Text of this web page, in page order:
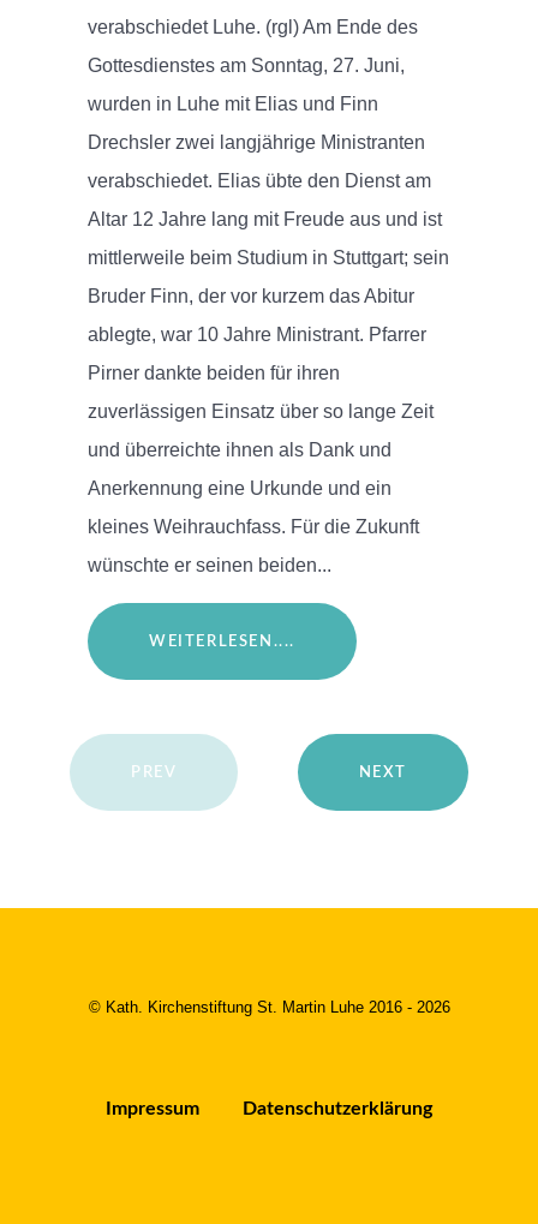
verabschiedet Luhe. (rgl) Am Ende des
Gottesdienstes am Sonntag, 27. Juni,
wurden in Luhe mit Elias und Finn
Drechsler zwei langjährige Ministranten
verabschiedet. Elias übte den Dienst am
Altar 12 Jahre lang mit Freude aus und ist
mittlerweile beim Studium in Stuttgart; sein
Bruder Finn, der vor kurzem das Abitur
ablegte, war 10 Jahre Ministrant. Pfarrer
Pirner dankte beiden für ihren
zuverlässigen Einsatz über so lange Zeit
und überreichte ihnen als Dank und
Anerkennung eine Urkunde und ein
kleines Weihrauchfass. Für die Zukunft
wünschte er seinen beiden...
WEITERLESEN....
PREV NEXT
© Kath. Kirchenstiftung St. Martin Luhe 2016 - 2026
Impressum Datenschutzerklärung